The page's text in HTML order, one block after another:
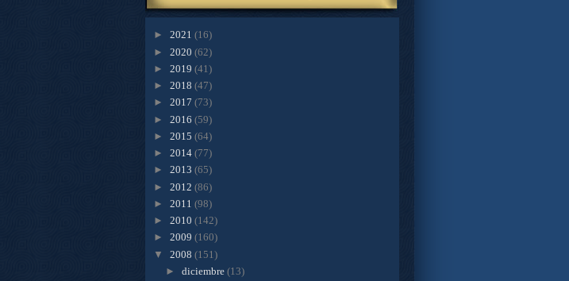
► 2021 (16)
► 2020 (62)
► 2019 (41)
► 2018 (47)
► 2017 (73)
► 2016 (59)
► 2015 (64)
► 2014 (77)
► 2013 (65)
► 2012 (86)
► 2011 (98)
► 2010 (142)
► 2009 (160)
▼ 2008 (151)
►diciembre(13)